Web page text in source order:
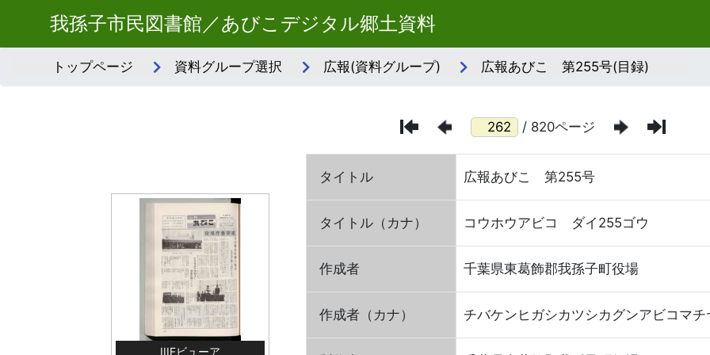
我孫子市民図書館／あびこデジタル郷土資料
トップページ 資料グループ選択 広報(資料グループ) 広報あびこ 第255号(目録)
/ 820ページ
IIIFビューア
タイトル 広報あびこ 第255号
タイトル（カナ） コウホウアビコ ダイ255ゴウ
作成者 千葉県東葛飾郡我孫子町役場
作成者（カナ） チバケンヒガシカツシカグンアビコマチ